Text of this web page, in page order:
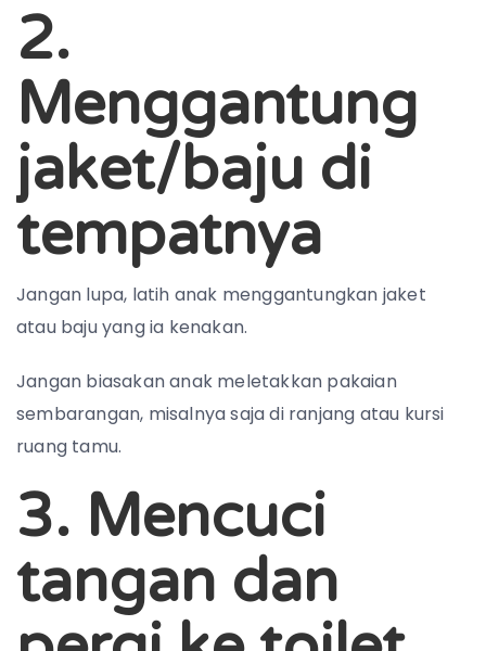
2.
Menggantung
jaket/baju di
tempatnya
Jangan lupa, latih anak menggantungkan jaket
atau baju yang ia kenakan.
Jangan biasakan anak meletakkan pakaian
sembarangan, misalnya saja di ranjang atau kursi
ruang tamu.
3. Mencuci
tangan dan